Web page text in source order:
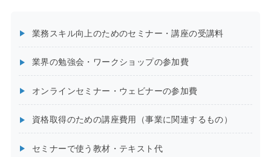
業務スキル向上のためのセミナー・講座の受講料
業界の勉強会・ワークショップの参加費
オンラインセミナー・ウェビナーの参加費
資格取得のための講座費用（事業に関連するもの）
セミナーで使う教材・テキスト代